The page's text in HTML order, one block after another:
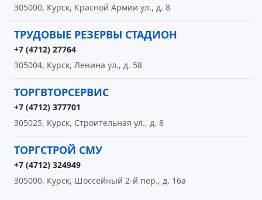
305000, Курск, Красной Армии ул., д. 8
ТРУДОВЫЕ РЕЗЕРВЫ СТАДИОН
+7 (4712) 27764
305004, Курск, Ленина ул., д. 58
ТОРГВТОРСЕРВИС
+7 (4712) 377701
305025, Курск, Строительная ул., д. 8
ТОРГСТРОЙ СМУ
+7 (4712) 324949
305000, Курск, Шоссейный 2-й пер., д. 16а